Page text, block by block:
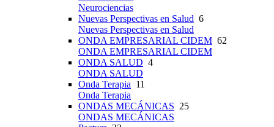
Neurociencias
Nuevas Perspectivas en Salud 6
Nuevas Perspectivas en Salud
ONDA EMPRESARIAL CIDEM 62
ONDA EMPRESARIAL CIDEM
ONDA SALUD 4
ONDA SALUD
Onda Terapia 11
Onda Terapia
ONDAS MECÁNICAS 25
ONDAS MECÁNICAS